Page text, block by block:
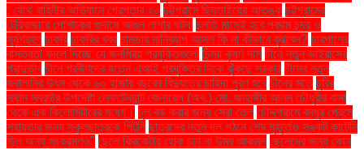
: যৌথ বাহিনীর অভিযানে গ্রেপ্তার ২০ চট্টগ্রামে ছিনতাইয়ের আতঙ্ক চট্টগ্রামের
টেরিবাজারে পোশাকের গুদামে আগুন লাগার ঘটনা চলতি মাসেই হবে প্রথম চন্দ্র ও
সূর্যগ্রহণ চাকরি চাকরির খবর চামড়ার মানিব্যাগ আসল কি না কীভাবে বুঝবেন? চারপাশের
বাস্তবতা বদলে দিচ্ছে যে জনপ্রিয় প্রযুক্তিগুলো চিন্ময় কৃষ্ণ দাস চীনে নতুন ভাইরাসের
প্রাদুর্ভাব চীনে প্রবীণদের যত্নে এআই প্রযুক্তির দিকে ঝুঁকছে সরকার চীনের নতুন
জ্বালানির উৎস থেকে ৬০ হাজার বছরের বিদ্যুতের চাহিদা পূরণ হবে চীনের মতে চুরির
স্থান স্বরাষ্ট্র উপদেষ্টা লেফটেন্যান্ট জেনারেল (অব.) মো. জাহাঙ্গীর আলম চৌধুরীর বাসা
থেকে এক কিলোমিটারের মধ্যে। চুল বড় করার জন্য সেরা তেল চৌদ্দগ্রামে বন্ধুর প্রেমে
সহায়তার জন্য স্কুলছাত্রকে পিটুনি ছাত্রদের নতুন দল গঠনে শেষ মুহূর্তেও সঙ্কট কাটেনি
ছিল অন্য সংক্রমণও" ছেলে ক্রিকেটার হোক চান না উমর আকমল ছেলেদের জন্য কোন